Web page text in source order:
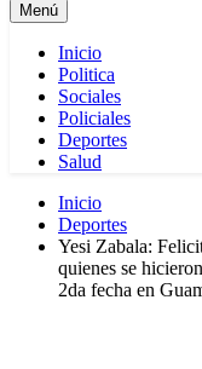
Menú
Inicio
Politica
Sociales
Policiales
Deportes
Salud
Inicio
Deportes
Yesi Zabala:
quienes se
2da fecha en